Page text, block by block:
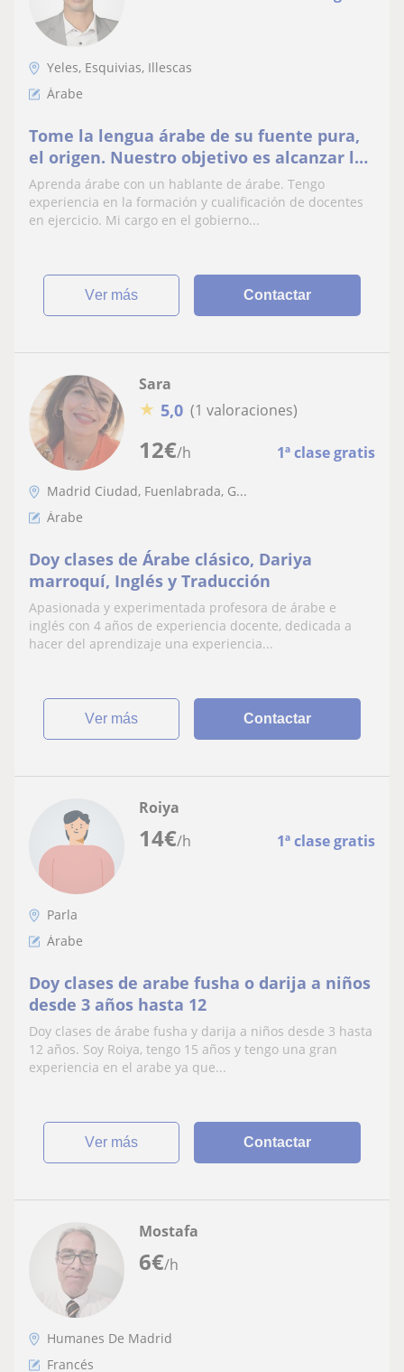
Yeles, Esquivias, Illescas
Árabe
Tome la lengua árabe de su fuente pura,
el origen. Nuestro objetivo es alcanzar la
cima. Servir a la humanidad. Equipar a la
naci
Aprenda árabe con un hablante de árabe. Tengo
experiencia en la formación y cualificación de docentes
en ejercicio. Mi cargo en el gobierno...
ver más Contactar
12€/h 1ª clase gratis
Sara
★ 5,0 (1 valoraciones)
Madrid Ciudad, Fuenlabrada, G...
Árabe
Doy clases de Árabe clásico, Dariya
marroquí, Inglés y Traducción
Apasionada y experimentada profesora de árabe e
inglés con 4 años de experiencia docente, dedicada a
hacer del aprendizaje una experiencia...
ver más Contactar
14€/h 1ª clase gratis
Roiya
Parla
Árabe
Doy clases de arabe fusha o darija a niños
desde 3 años hasta 12
Doy clases de árabe fusha y darija a niños desde 3 hasta
12 años. Soy Roiya, tengo 15 años y tengo una gran
experiencia en el arabe ya que...
ver más Contactar
6€/h
Mostafa
Humanes De Madrid
Francés